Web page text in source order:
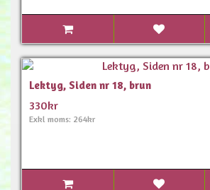
Lektyg, Siden nr 18, brun
330kr
Exkl moms: 264kr